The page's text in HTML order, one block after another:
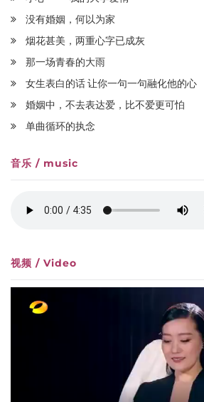
没有婚姻，何以为家
烟花甚美，两重心字已成灰
那一场青春的大雨
女生表白的话 让你一句一句融化他的心
婚姻中，不去表达爱，比不爱更可怕
单曲循环的执念
音乐 / music
视频 / Video